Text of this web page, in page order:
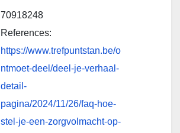
70918248
References:
https://www.trefpuntstan.be/o
ntmoet-deel/deel-je-verhaal-
detail-
pagina/2024/11/26/faq-hoe-
stel-je-een-zorgvolmacht-op-